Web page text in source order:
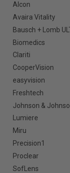
Alcon
Avaira Vitality
Bausch + Lomb
Biomedics
Clariti
CooperVision
easyvision
Freshtech
Johnson &
Lumiere
Miru
Precision1
Proclear
SofLens